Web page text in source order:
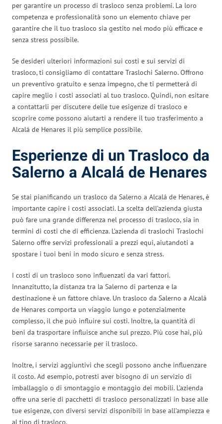
per garantire un processo di trasloco senza problemi. La loro
competenza e professionalità sono un elemento chiave per
garantire che il tuo trasloco sia gestito nel modo più efficace e
senza stress possibile.
Se desideri ulteriori informazioni sui costi e sui servizi di
trasloco, ti consigliamo di contattare Traslochi Salerno. Offrono
un preventivo gratuito e senza impegno, che ti permetterà di
capire meglio i costi associati al tuo trasloco. Quindi, non esitare
a contattarli per discutere delle tue esigenze di trasloco e
scoprire come possono aiutarti a rendere il tuo trasferimento a
Alcalá de Henares il più semplice possibile.
Esperienze di un Trasloco da
Salerno a Alcalá de Henares
Se stai pianificando un trasloco da Salerno a Alcalá de Henares, è
importante capire i costi associati. La scelta dell’azienda giusta
può fare una grande differenza nel processo di trasloco, sia in
termini di costi che di efficienza. L’azienda di traslochi Traslochi
Salerno offre servizi professionali a prezzi equi, aiutandoti a
spostare i tuoi beni in modo sicuro e senza stress.
I costi di un trasloco sono influenzati da vari fattori.
Innanzitutto, la distanza tra la Salerno di partenza e la
destinazione è un fattore chiave. Un trasloco da Salerno a Alcalá
de Henares comporta un viaggio lungo e potenzialmente
complesso, il che può influire sui costi. Inoltre, la quantità di
beni da trasportare influisce anche sul prezzo. Più cose hai, più
risorse saranno necessarie per il trasloco.
Inoltre, i servizi aggiuntivi che scegli possono anche influenzare
il costo. Ad esempio, potresti aver bisogno di un servizio di
imballaggio o di smontaggio e montaggio dei mobili. L’azienda
offre una serie di pacchetti di trasloco personalizzati in base alle
tue esigenze, con diversi servizi disponibili in base all’ampiezza e
al tipo di trasloco.